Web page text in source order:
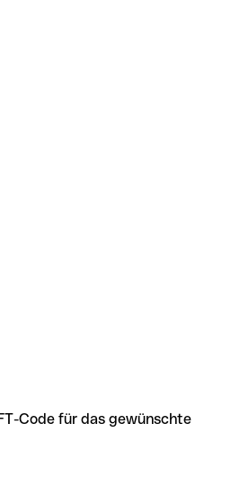
Code für das gewünschte